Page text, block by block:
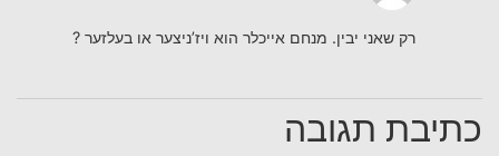
רק שאני יבין. מנחם אייכלר הוא ויז’ניצער או בעלזער ?
כתיבת תגובה